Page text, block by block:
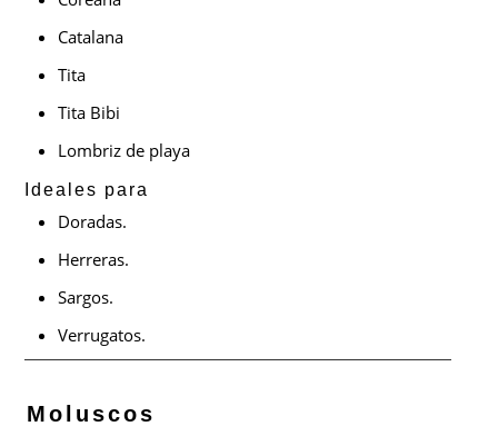
Catalana
Tita
Tita Bibi
Lombriz de playa
Ideales para
Doradas.
Herreras.
Sargos.
Verrugatos.
Moluscos